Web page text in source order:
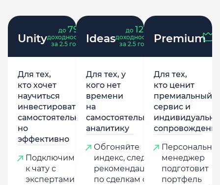
Unity
до 79
доходность
за 2.5 года
Для тех,
кто хочет
научиться
инвестировать
самостоятельно,
но
эффективно
Подключим
к чату с
экспертами
Ideas
до 121
доходность
за 2.5 года
Для тех, у
кого нет
времени
на
самостоятельную
аналитику
Обгоняйте
индекс, следуя
рекомендациям
по сделкам от
Premium
Для тех,
кто ценит
премиальный
сервис и
менеджер
подготовит
портфель